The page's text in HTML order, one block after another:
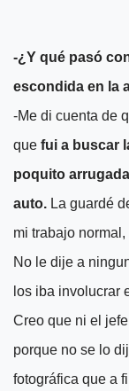
-¿Y qué pasó
escondida en la
-Me di cuenta de
que fui a buscar
poquito
auto. La guardé
mi trabajo
No le dije a
los iba involucrar
Creo que ni el
porque no se lo
fotográfica que a